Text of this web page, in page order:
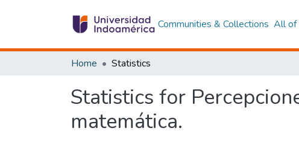
Communities & Collections All of
Home Statistics
Statistics for
matemática.